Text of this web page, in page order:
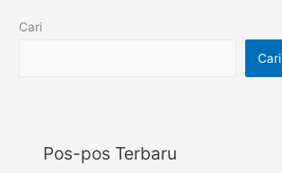
Cari
Cari
Pos-pos Terbaru